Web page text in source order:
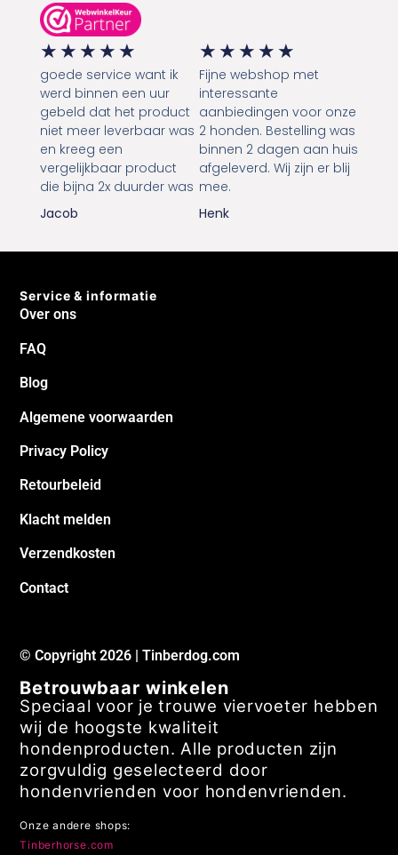
★ ★ ★ ★ ★
goede service want ik
werd binnen een uur
gebeld dat het product
niet meer leverbaar was
en kreeg een
vergelijkbaar product
die bijna 2x duurder was
Jacob
★ ★ ★ ★ ★
Fijne webshop met
interessante
aanbiedingen voor onze
2 honden. Bestelling was
binnen 2 dagen aan huis
afgeleverd. Wij zijn er blij
mee.
Henk
Service & informatie
Over ons
FAQ
Blog
Algemene voorwaarden
Privacy Policy
Retourbeleid
Klacht melden
Verzendkosten
Contact
© Copyright 2026 | Tinberdog.com
Betrouwbaar winkelen
Speciaal voor je trouwe viervoeter hebben
wij de hoogste kwaliteit
hondenproducten. Alle producten zijn
zorgvuldig geselecteerd door
hondenvrienden voor hondenvrienden.
Onze andere shops:
Tinberhorse.com